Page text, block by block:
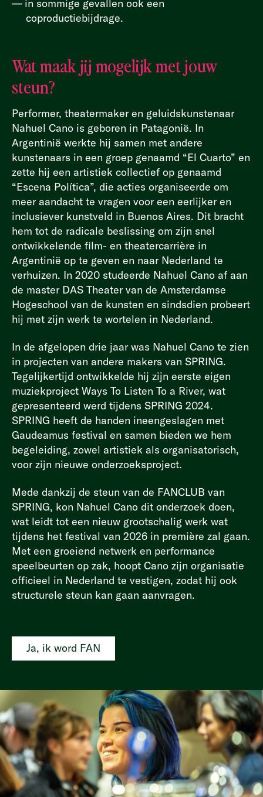
in sommige gevallen ook een
coproductiebijdrage.
Wat maak jij mogelijk met jouw
steun?
Performer, theatermaker en geluidskunstenaar
Nahuel Cano is geboren in Patagonië. In
Argentinië werkte hij samen met andere
kunstenaars in een groep genaamd “El Cuarto” en
zette hij een artistiek collectief op genaamd
“Escena Política”, die acties organiseerde om
meer aandacht te vragen voor een eerlijker en
inclusiever kunstveld in Buenos Aires. Dit bracht
hem tot de radicale beslissing om zijn snel
ontwikkelende film- en theatercarrière in
Argentinië op te geven en naar Nederland te
verhuizen. In 2020 studeerde Nahuel Cano af aan
de master DAS Theater van de Amsterdamse
Hogeschool van de kunsten en sindsdien probeert
hij met zijn werk te wortelen in Nederland.
In de afgelopen drie jaar was Nahuel Cano te zien
in projecten van andere makers van SPRING.
Tegelijkertijd ontwikkelde hij zijn eerste eigen
muziekproject Ways To Listen To a River, wat
gepresenteerd werd tijdens SPRING 2024.
SPRING heeft de handen ineengeslagen met
Gaudeamus festival en samen bieden we hem
begeleiding, zowel artistiek als organisatorisch,
voor zijn nieuwe onderzoeksproject.
Mede dankzij de steun van de FANCLUB van
SPRING, kon Nahuel Cano dit onderzoek doen,
wat leidt tot een nieuw grootschalig werk wat
tijdens het festival van 2026 in première zal gaan.
Met een groeiend netwerk en performance
speelbeurten op zak, hoopt Cano zijn organisatie
officieel in Nederland te vestigen, zodat hij ook
structurele steun kan gaan aanvragen.
Ja, ik word FAN